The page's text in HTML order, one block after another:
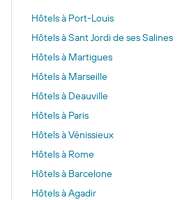
Hôtels à Port-Louis
Hôtels à Sant Jordi de ses Salines
Hôtels à Martigues
Hôtels à Marseille
Hôtels à Deauville
Hôtels à Paris
Hôtels à Vénissieux
Hôtels à Rome
Hôtels à Barcelone
Hôtels à Agadir